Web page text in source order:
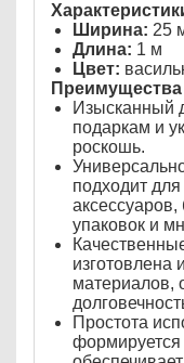
Ширина: 25
Длина: 1 м
Цвет:
Изысканный
подаркам и
роскошь.
подходит
упаковок и
изготовлена
материалов,
Простота